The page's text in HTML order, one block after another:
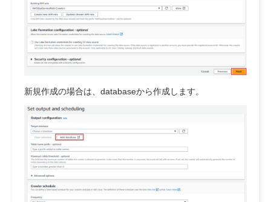
新規作成の場合は、databaseから作成します。